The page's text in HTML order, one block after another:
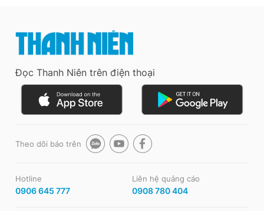
Đọc Thanh Niên trên điện thoại
Theo dõi báo trên
Hotline
0906 645 777
Liên hệ quảng cáo
0908 780 404